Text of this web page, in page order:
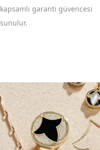
kapsamlı garanti güvencesi
sunulur.